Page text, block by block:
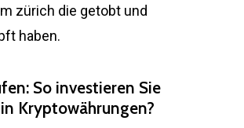
zürich die getobt und
haben.
So investieren Sie
Kryptowährungen?